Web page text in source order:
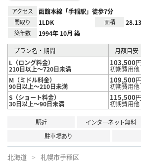
アクセス 函館本線「手稲駅」徒歩7分
間取り 1LDK 面積
築年数 1994年 10月 築
プラン名・期間
月額目安
L（ロング料金）
210日以上～720日未満
103,500
初期費用
M（ミドル料金）
90日以上～210日未満
109,500
初期費用
S（ショート料金）
30日以上～90日未満
115,500
初期費用
駅近 インターネット無料
駐車場あり
北海道 札幌市手稲区